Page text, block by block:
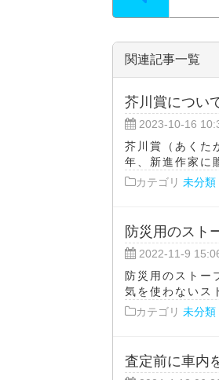
関連記事一覧
芥川賞につい
2023-10-16
芥川賞（あくた
年、新進作家に
カテゴリ 未分類
防災用のスト
2022-11-9
防災用のストー
気を使わないス
カテゴリ 未分類
査定前に車内